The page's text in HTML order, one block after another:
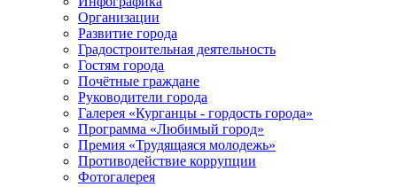
Организации
Развитие города
Градостроительная деятельность
Гостям города
Почётные граждане
Руководители города
Галерея «Курганцы - гордость города»
Программа «Любимый город»
Премия «Трудящаяся молодежь»
Противодействие коррупции
Фотогалерея